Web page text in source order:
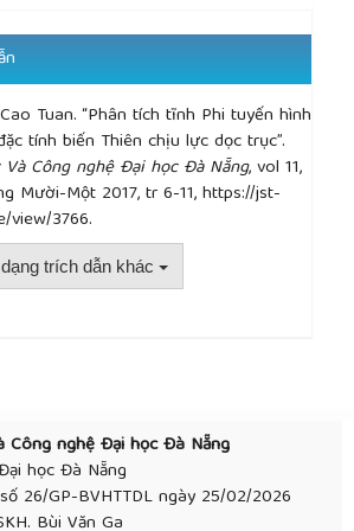
Tuan. “Phân tích tĩnh Phi tuyến hình
tính biến Thiên chịu lực dọc trục”.
Và Công nghệ Đại học Đà Nẵng, vol 11,
Mười-Một 2017, tr 6-11, https://jst-
view/3766.
trích dẫn khác
Công nghệ Đại học Đà Nẵng
học Đà Nẵng
26/GP-BVHTTDL ngày 25/02/2026
Bùi Văn Ga